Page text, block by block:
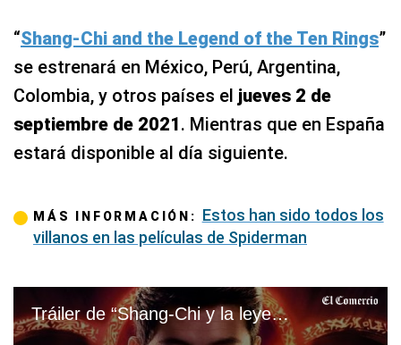
“Shang-Chi and the Legend of the Ten Rings”
se estrenará en México, Perú, Argentina,
Colombia, y otros países el jueves 2 de
septiembre de 2021 . Mientras que en España
estará disponible al día siguiente.
MÁS INFORMACIÓN: Estos han sido todos los
villanos en las películas de Spiderman
Tráiler de “Shang-Chi y la leyenda de los Diez Anillos”